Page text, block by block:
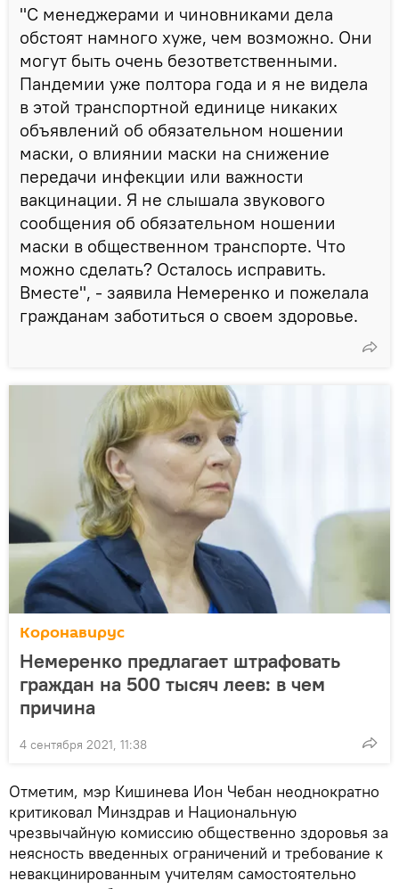
"С менеджерами и чиновниками дела
обстоят намного хуже, чем возможно. Они
могут быть очень безответственными.
Пандемии уже полтора года и я не видела
в этой транспортной единице никаких
объявлений об обязательном ношении
маски, о влиянии маски на снижение
передачи инфекции или важности
вакцинации. Я не слышала звукового
сообщения об обязательном ношении
маски в общественном транспорте. Что
можно сделать? Осталось исправить.
Вместе", - заявила Немеренко и пожелала
гражданам заботиться о своем здоровье.
Коронавирус
Немеренко предлагает штрафовать
граждан на 500 тысяч леев: в чем
причина
4 сентября 2021, 11:38
Отметим, мэр Кишинева Ион Чебан неоднократно
критиковал Минздрав и Национальную
чрезвычайную комиссию общественно здоровья за
неясность введенных ограничений и требование к
невакцинированным учителям самостоятельно